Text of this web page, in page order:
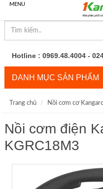
MENU
Hotline : 0969.48.4004 -
DANH MỤC SẢN PHẨM
Trang chủ Nồi cơm cơ
Nồi cơm điện
KGRC18M3